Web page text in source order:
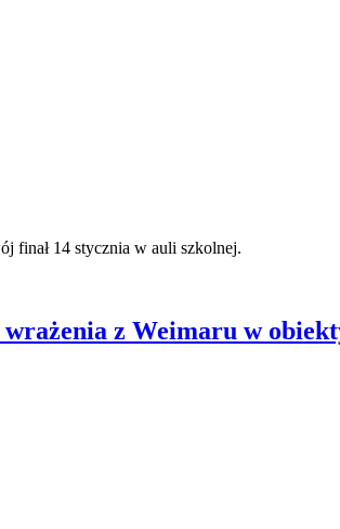
finał 14 stycznia w auli szkolnej.
z Weimaru w